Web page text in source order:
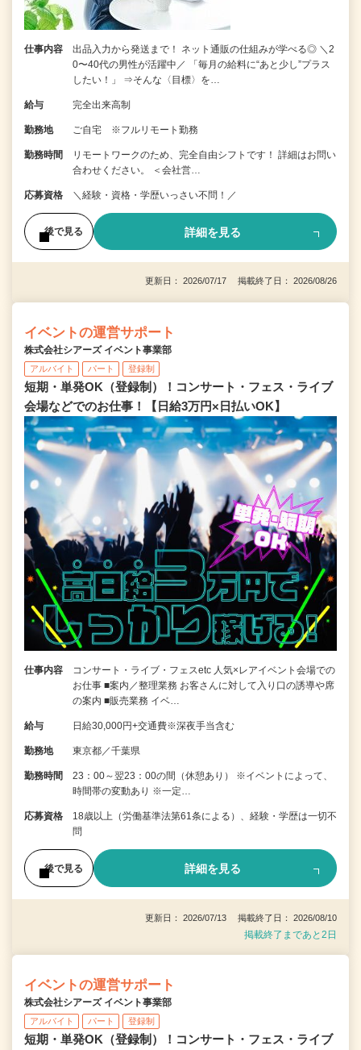
仕事内容
出品入力から発送まで！ ネット通販の仕組みが学べる◎ ＼2
0〜40代の男性が活躍中／ 「毎月の給料に“あと少し”プラス
したい！」 ⇒そんな〈目標〉を…
給与 完全出来高制
勤務地 ご自宅 ※フルリモート勤務
勤務時間
リモートワークのため、完全自由シフトです！ 詳細はお問い
合わせください。 ＜会社営…
応募資格 ＼経験・資格・学歴いっさい不問！／
後で見る 詳細を見る
更新日： 2026/07/17 掲載終了日： 2026/08/26
イベントの運営サポート
株式会社シアーズ イベント事業部
アルバイト パート 登録制
短期・単発OK（登録制）！コンサート・フェス・ライブ
会場などでのお仕事！【日給3万円×日払いOK】
仕事内容
コンサート・ライブ・フェスetc 人気×レアイベント会場での
お仕事 ■案内／整理業務 お客さんに対して入り口の誘導や席
の案内 ■販売業務 イベ…
給与 日給30,000円+交通費※深夜手当含む
勤務地 東京都／千葉県
勤務時間
23：00～翌23：00の間（休憩あり） ※イベントによって、
時間帯の変動あり ※一定…
応募資格
18歳以上（労働基準法第61条による）、経験・学歴は一切不
問
後で見る 詳細を見る
更新日： 2026/07/13 掲載終了日： 2026/08/10
掲載終了まであと2日
イベントの運営サポート
株式会社シアーズ イベント事業部
アルバイト パート 登録制
短期・単発OK（登録制）！コンサート・フェス・ライブ